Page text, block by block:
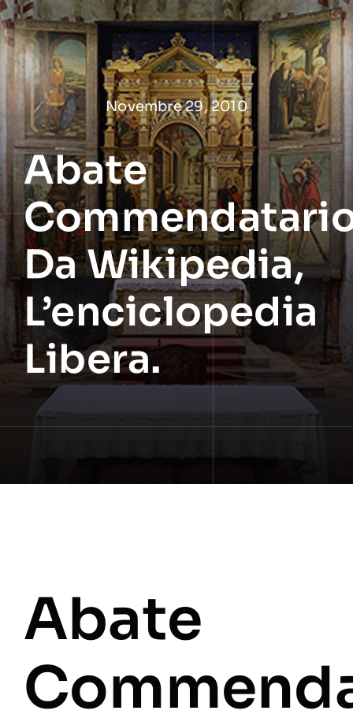
Salta
al
contenuto
Novembre 29, 2010
Abate
Da Wikipedia,
L’enciclopedia
Libera.
Abate